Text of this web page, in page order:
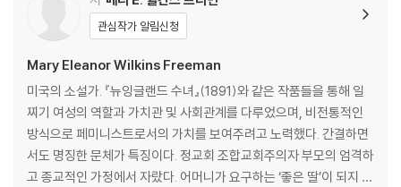
Old Woman Magoun 218
The Winning Lady 235
Dear Annie 250
The Amethyst Comb 286
A Retreat to the Goal 300
Explanatory Notes 319
관심작가 알림신청
Mary Eleanor Wilkins Freeman
미국의 소설가. 『뉴잉글랜드 수녀』(1891)와 같은 작품들을 통해 일
찌기 여성의 역할과 가치관 및 사회관계를 다루었으며, 비전통적인
방식으로 페미니스트로서의 가치를 보여주려고 노력했다. 간결하면
서도 명징한 문체가 특징이다. 정교회 조합교회주의자 부모의 엄격하
고 종교적인 가정에서 자랐다. 어머니가 요구하는 ‘좋은 딸’이 되지 않